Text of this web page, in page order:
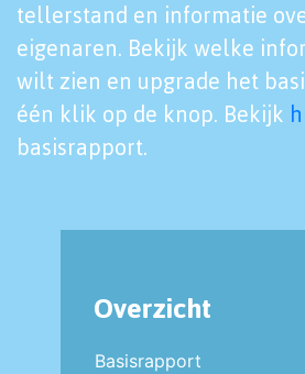
tellerstand en informatie
eigenaren. Bekijk welke
wilt zien en upgrade het
één klik op de knop. Bekijk
basisrapport.
Overzicht
Basisrapport